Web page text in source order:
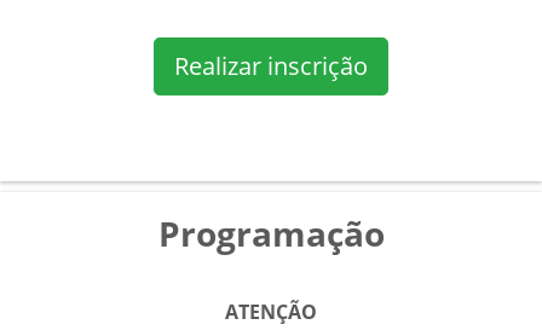
Realizar inscrição
Programação
ATENÇÃO